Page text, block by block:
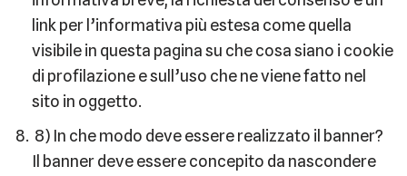
link per l’informativa più estesa come quella
visibile in questa pagina su che cosa siano i cookie
di profilazione e sull’uso che ne viene fatto nel
sito in oggetto.
8) In che modo deve essere realizzato il banner?
Il banner deve essere concepito da nascondere